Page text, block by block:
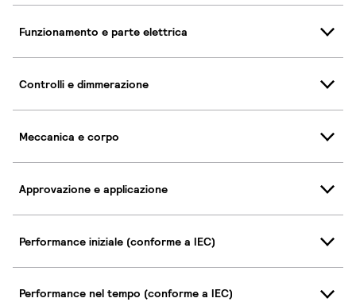
Funzionamento e parte elettrica
Controlli e dimmerazione
Meccanica e corpo
Approvazione e applicazione
Performance iniziale (conforme a IEC)
Performance nel tempo (conforme a IEC)